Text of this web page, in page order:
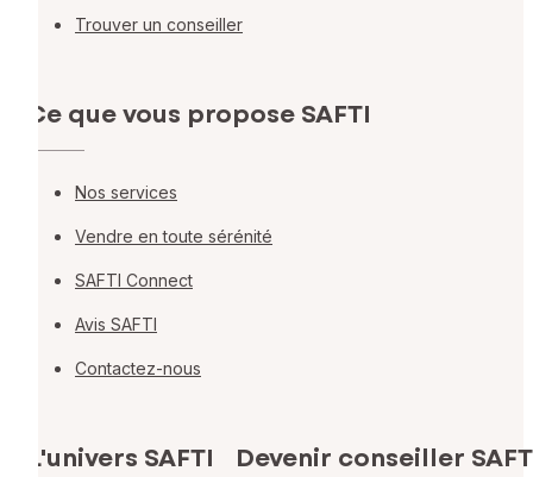
Trouver un conseiller
Ce que vous propose SAFTI
Nos services
Vendre en toute sérénité
SAFTI Connect
Avis SAFTI
Contactez-nous
L'univers SAFTI Devenir conseiller